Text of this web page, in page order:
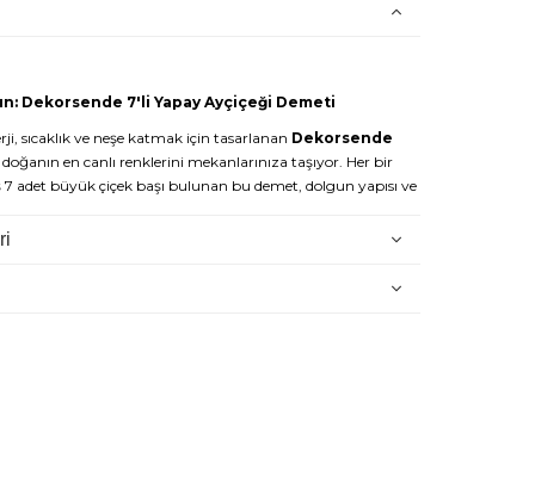
Dekorsende 7'li Yapay Ayçiçeği Demeti
sıcaklık ve neşe katmak için tasarlanan Dekorsende
en canlı renklerini mekanlarınıza taşıyor. Her bir
adet büyük çiçek başı bulunan bu demet, dolgun yapısı ve
balkonlarda veya antrelerde rustik bir hava